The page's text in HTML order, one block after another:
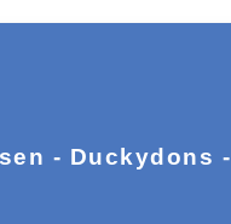
- Duckydons -